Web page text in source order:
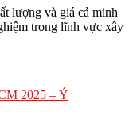
lượng và giá cả minh
trong lĩnh vực xây